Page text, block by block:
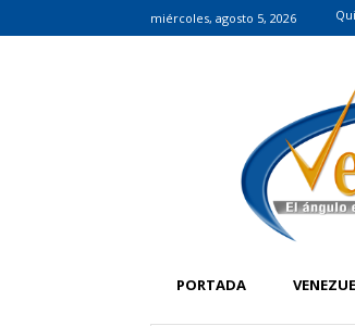
miércoles, agosto 5, 2026
PORTADA